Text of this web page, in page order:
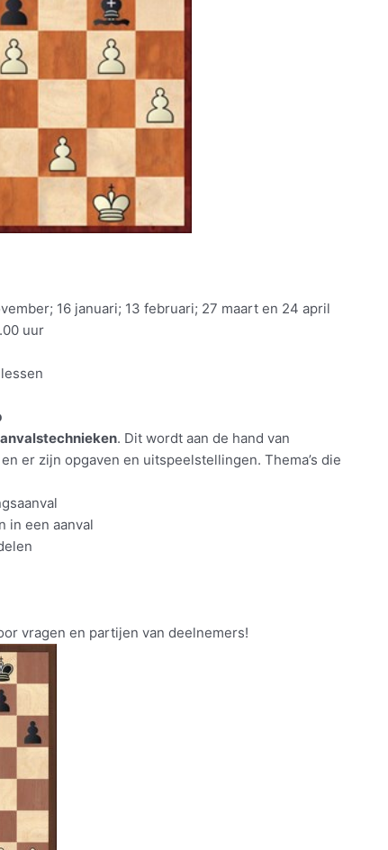
16 januari; 13 februari; 27 maart en 24 april
uur
. Dit wordt aan de hand van
er zijn opgaven en uitspeelstellingen. Thema’s die
in een aanval
vragen en partijen van deelnemers!